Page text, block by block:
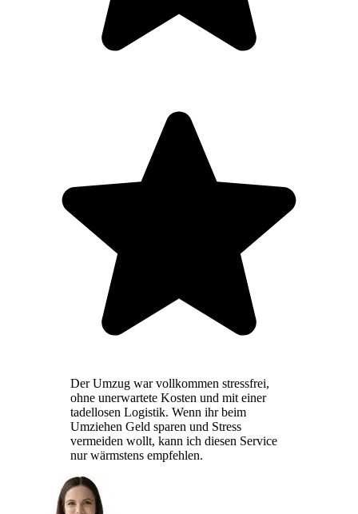
Der Umzug war vollkommen stressfrei,
ohne unerwartete Kosten und mit einer
tadellosen Logistik. Wenn ihr beim
Umziehen Geld sparen und Stress
vermeiden wollt, kann ich diesen Service
nur wärmstens empfehlen.